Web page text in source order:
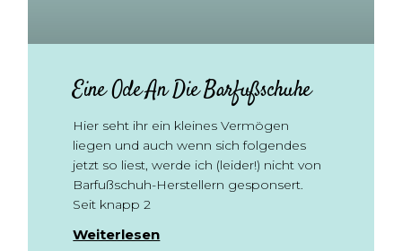
Eine Ode An Die Barfußschuhe
Hier seht ihr ein kleines Vermögen
liegen und auch wenn sich folgendes
jetzt so liest, werde ich (leider!) nicht von
Barfußschuh-Herstellern gesponsert.
Seit knapp 2
Weiterlesen